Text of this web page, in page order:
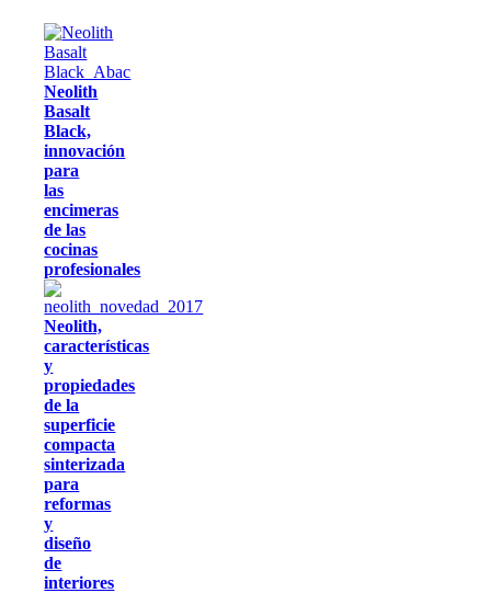
Neolith
Basalt
Black,
innovación
para
las
encimeras
de las
cocinas
profesionales
Neolith,
características
y
propiedades
de la
superficie
compacta
sinterizada
para
reformas
y
diseño
de
interiores